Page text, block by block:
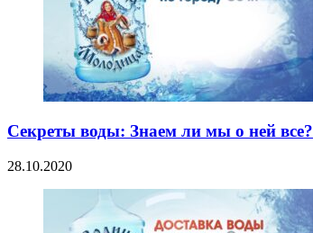
Секреты воды: Знаем ли мы о ней все?
28.10.2020